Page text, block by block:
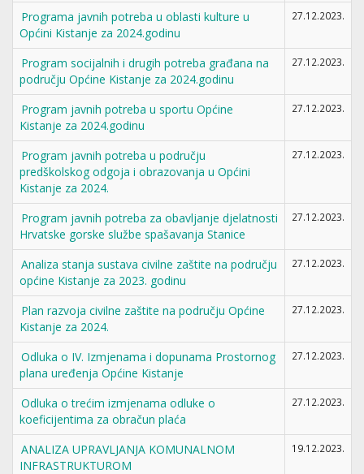
Programa javnih potreba u oblasti kulture u
Općini Kistanje za 2024.godinu
27.12.2023.
Program socijalnih i drugih potreba građana na
području Općine Kistanje za 2024.godinu
27.12.2023.
Program javnih potreba u sportu Općine
Kistanje za 2024.godinu
27.12.2023.
Program javnih potreba u području
predškolskog odgoja i obrazovanja u Općini
Kistanje za 2024.
27.12.2023.
Program javnih potreba za obavljanje djelatnosti
Hrvatske gorske službe spašavanja Stanice
27.12.2023.
Analiza stanja sustava civilne zaštite na području
općine Kistanje za 2023. godinu
27.12.2023.
Plan razvoja civilne zaštite na području Općine
Kistanje za 2024.
27.12.2023.
Odluka o IV. Izmjenama i dopunama Prostornog
plana uređenja Općine Kistanje
27.12.2023.
Odluka o trećim izmjenama odluke o
koeficijentima za obračun plaća
27.12.2023.
ANALIZA UPRAVLJANJA KOMUNALNOM
INFRASTRUKTUROM
19.12.2023.